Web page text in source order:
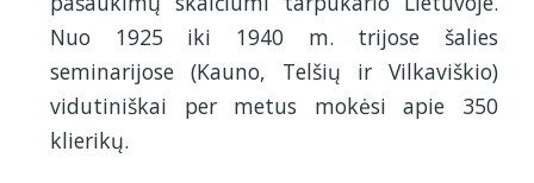
Nuo 1925 iki 1940 m. trijose šalies
seminarijose (Kauno, Telšių ir Vilkaviškio)
vidutiniškai per metus mokėsi apie 350
klierikų.